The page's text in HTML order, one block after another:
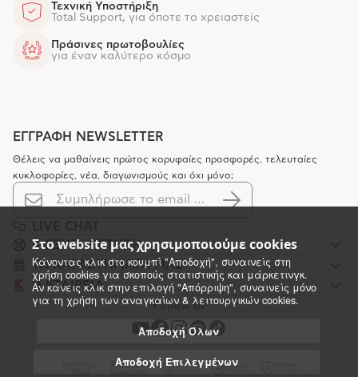
Στο website μας χρησιμοποιούμε cookies
Κάνοντας κλικ στο κουμπί "Αποδοχή", συναινείς στη
χρήση cookies για σκοπούς στατιστικής και μάρκετινγκ.
Αν κάνεις κλικ στην επιλογή "Απόρριψη", συναινείς μόνο
για τη χρήση των αναγκαίων & λειτουργικών cookies.
Αποδοχή Όλων
Αποδοχή Επιλεγμένων
Τεχνική Υποστήριξη
Total Support, για όποτε το χρειαστείς
Πράσινες πρωτοβουλίες
για έναν καλύτερο κόσμο
ΕΓΓΡΑΦΗ NEWSLETTER
Θέλεις να μαθαίνεις πρώτος κορυφαίες προσφορές, τελευταίες
κυκλοφορίες, νέα, διαγωνισμούς και όχι μόνο;
K ΕΞΥΠΗΡΕΤΗΣΗ
ΤΑ ΚΑΤΑΣΤΗΜΑΤΑ ΜΑΣ
Η ΕΤΑΙΡΕΙΑ
Follow us